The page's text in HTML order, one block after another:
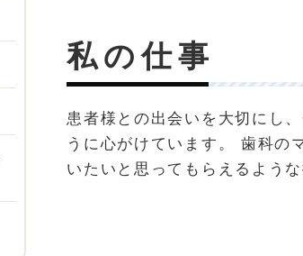
私の仕事
患者様との出会いを大切にし
うに心がけています。 歯科の
いたいと思ってもらえるよう